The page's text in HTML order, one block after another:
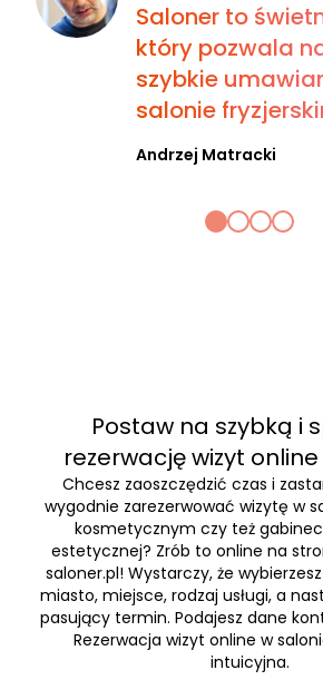
Saloner to
który pozwala
szybkie
salonie
Andrzej Matracki
Postaw na szybką i
rezerwację wizyt
Chcesz zaoszczędzić czas i
wygodnie zarezerwować wizytę w
kosmetycznym czy też
estetycznej? Zrób to online na
saloner.pl! Wystarczy, że
miasto, miejsce, rodzaj usługi, a
pasujący termin. Podajesz dane
Rezerwacja wizyt online w
intuicyjna.